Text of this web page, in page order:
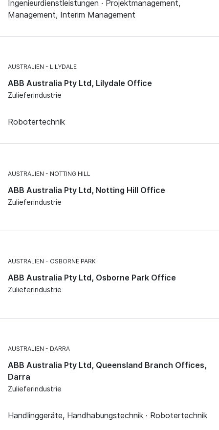
Ingenieurdienstleistungen · Projektmanagement,
Management, Interim Management
AUSTRALIEN LILYDALE
ABB Australia Pty Ltd, Lilydale Office
Zulieferindustrie
Robotertechnik
AUSTRALIEN NOTTING HILL
ABB Australia Pty Ltd, Notting Hill Office
Zulieferindustrie
AUSTRALIEN OSBORNE PARK
ABB Australia Pty Ltd, Osborne Park Office
Zulieferindustrie
AUSTRALIEN DARRA
ABB Australia Pty Ltd, Queensland Branch Offices,
Darra
Zulieferindustrie
Handlinggeräte, Handhabungstechnik · Robotertechnik